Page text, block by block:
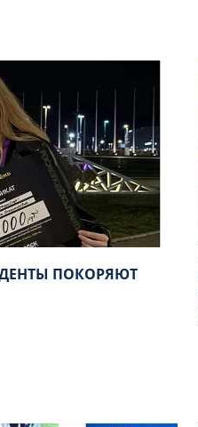
ПОКОРЯЮТ